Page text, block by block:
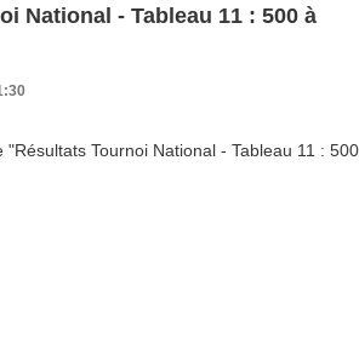
National - Tableau 11 : 500 à